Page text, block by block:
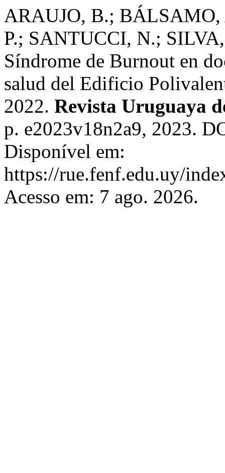
ARAUJO, B.; BÁLSAMO,
P.; SANTUCCI, N.;
Síndrome de Burnout en
salud del Edificio
2022. Revista Uruguaya
p. e2023v18n2a9, 2023.
Disponível em:
https://rue.fenf.edu.uy/
Acesso em: 7 ago. 2026.